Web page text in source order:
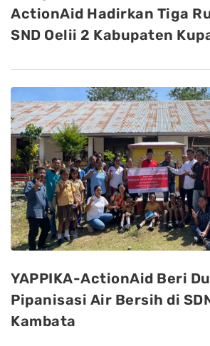
ActionAid Hadirkan Tiga
SND Oelii 2 Kabupaten
YAPPIKA-ActionAid Beri
Pipanisasi Air Bersih di
Kambata